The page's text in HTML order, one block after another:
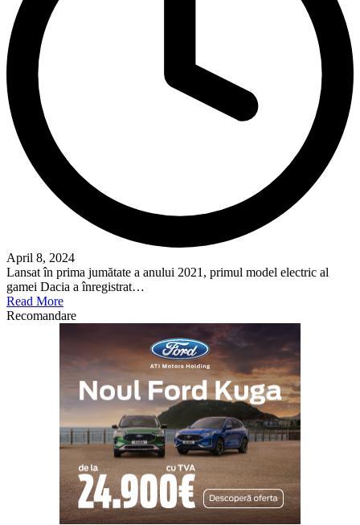
April 8, 2024
Lansat în prima jumătate a anului 2021, primul model electric al
gamei Dacia a înregistrat…
Read More
Recomandare